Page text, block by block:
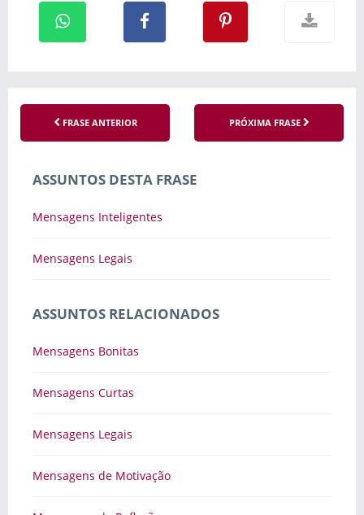
FRASE ANTERIOR PRÓXIMA FRASE
ASSUNTOS DESTA FRASE
Mensagens Inteligentes
Mensagens Legais
ASSUNTOS RELACIONADOS
Mensagens Bonitas
Mensagens Curtas
Mensagens Legais
Mensagens de Motivação